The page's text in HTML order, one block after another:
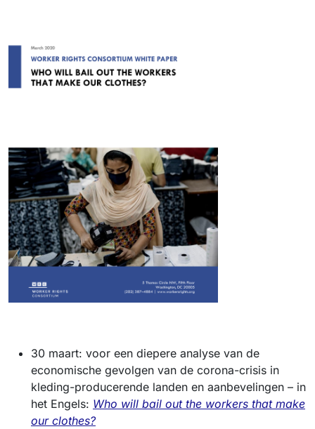
30 maart: voor een diepere analyse van de
economische gevolgen van de corona-crisis in
kleding-producerende landen en aanbevelingen – in
het Engels: Who will bail out the workers that make
our clothes?